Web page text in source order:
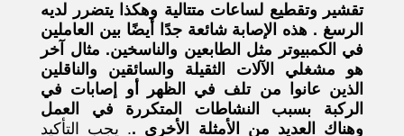
تقشير وتقطيع لساعات متتالية وهكذا يتضرر لديه
الرسغ . هذه الإصابة شائعة جدًا أيضًا بين العاملين
في الكمبيوتر مثل الطابعين والناسخين. مثال آخر
هو مشغلي الآلات الثقيلة والسائقين والناقلين
الذين عانوا من تلف في الظهر أو إصابات في
الركبة بسبب النشاطات المتكررة في العمل
وهناك العديد من الأمثلة الأخرى .. يجب التأكيد